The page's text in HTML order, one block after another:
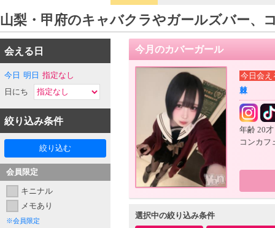
山梨・甲府のキャバクラやガールズバー、
今月のカバーガール
今日会え
棘
年齢 20才
コンカフ
選択中の絞り込み条件
会える日
今日 明日 指定なし
日にち
絞り込み条件
絞り込む
会員限定
キニナル
メモあり
※会員限定